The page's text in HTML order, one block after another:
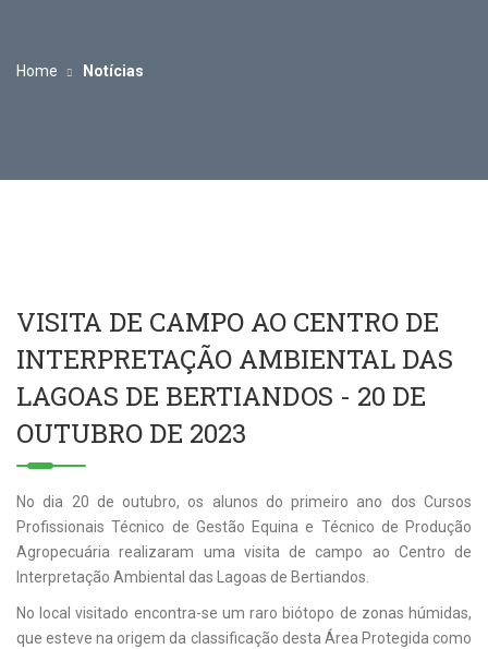
Home Notícias
VISITA DE CAMPO AO CENTRO DE
INTERPRETAÇÃO AMBIENTAL DAS
LAGOAS DE BERTIANDOS - 20 DE
OUTUBRO DE 2023
No dia 20 de outubro, os alunos do primeiro ano dos Cursos
Profissionais Técnico de Gestão Equina e Técnico de Produção
Agropecuária realizaram uma visita de campo ao Centro de
Interpretação Ambiental das Lagoas de Bertiandos.
No local visitado encontra-se um raro biótopo de zonas húmidas,
que esteve na origem da classificação desta Área Protegida como